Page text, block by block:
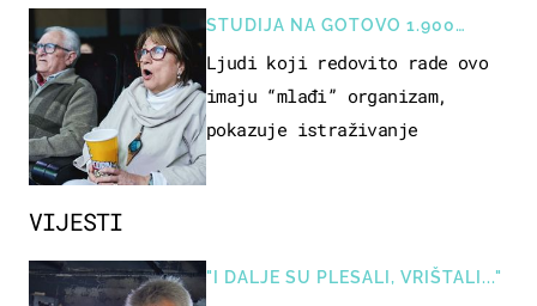
VIJESTI
"I DALJE SU PLESALI, VRIŠTALI..."
STUDIJA NA GOTOVO 1.900
OSOBA
Ljudi koji redovito rade ovo
imaju “mlađi” organizam,
pokazuje istraživanje